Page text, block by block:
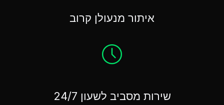
איתור מנעולן קרוב
שירות מסביב לשעון 24/7